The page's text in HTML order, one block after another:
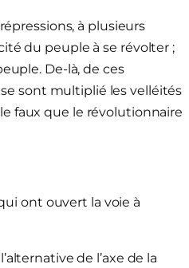
à plusieurs
du peuple à se révolter ;
De-là, de ces
sont multiplié les velléités
faux que le révolutionnaire
ont ouvert la voie à
de l’axe de la